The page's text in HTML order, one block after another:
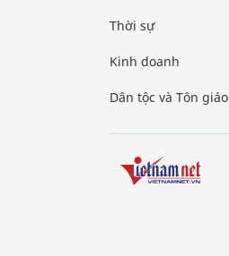
Thời sự
Kinh doanh
Dân tộc và Tôn giáo